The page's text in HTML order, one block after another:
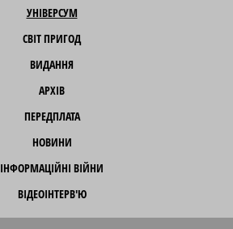
УНІВЕРСУМ
СВІТ ПРИГОД
ВИДАННЯ
АРХІВ
ПЕРЕДПЛАТА
НОВИНИ
ІНФОРМАЦІЙНІ ВІЙНИ
ВІДЕОІНТЕРВ'Ю